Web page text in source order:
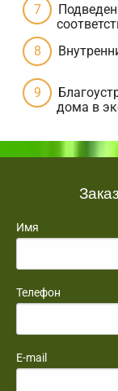
дома в
Имя
Телефон
E-mail